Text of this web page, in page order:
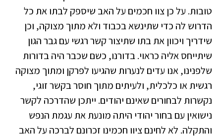
טובות. על כן צוו חכמים על האב שיספק לבתו את כל
הדרוש לה כדי שתינשא בכבוד ולא מתוך מצוקה, וכן
שידריך ויכוון את בתו שתיצור קשר רגשי עם גבר הגון
שיתייחס אליה כראוי. בדורנו, כשם שכבר היה בדורות
שלפנינו, אנו עדים לנערות שהגיעו לפרקן ומתוך מצוקה
רגשית או כלכלית, ולעיתים מתוך חוסר בקשר זוגי,
נקשרות לבחורים שאינם יהודים. ייתכן שהדרכה לקשר
נישואין עם בחור יהודי היתה מונעת את עגמת הנפש
והתקלה. לא לחינם ציוו חכמינו זכרונם לברכה על האב